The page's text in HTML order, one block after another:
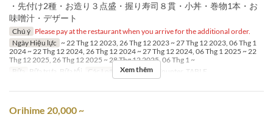
・先付け2種・お造り３点盛・握り寿司８貫・小丼・巻物1本・お
味噌汁・デザート
Chú ý Please pay at the restaurant when you arrive for the additional order.
Ngày Hiệu lực ~ 22 Thg 12 2023, 26 Thg 12 2023 ~ 27 Thg 12 2023, 06 Thg 1
2024 ~ 22 Thg 12 2024, 26 Thg 12 2024 ~ 27 Thg 12 2024, 06 Thg 1 2025 ~ 22
Thg 12 2025, 26 Thg 12 2025 ~ 28 Thg 12 2025, 06 Thg 1 ~
Bữa
Bữa trưa, Bữa tối Các Loại Ghế SUSHI Counter, TABLE
Xem thêm
Orihime 20,000 ~